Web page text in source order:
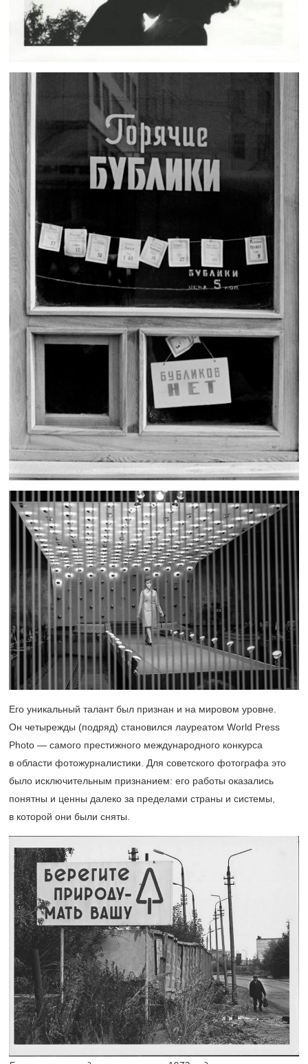
Его уникальный талант был признан и на мировом уровне.
Он четырежды (подряд) становился лауреатом World Press
Photo — самого престижного международного конкурса
в области фотожурналистики. Для советского фотографа это
было исключительным признанием: его работы оказались
понятны и ценны далеко за пределами страны и системы,
в которой они были сняты.